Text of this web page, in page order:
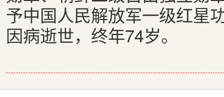
予中国人民解放军一级红星
因病逝世，终年74岁。